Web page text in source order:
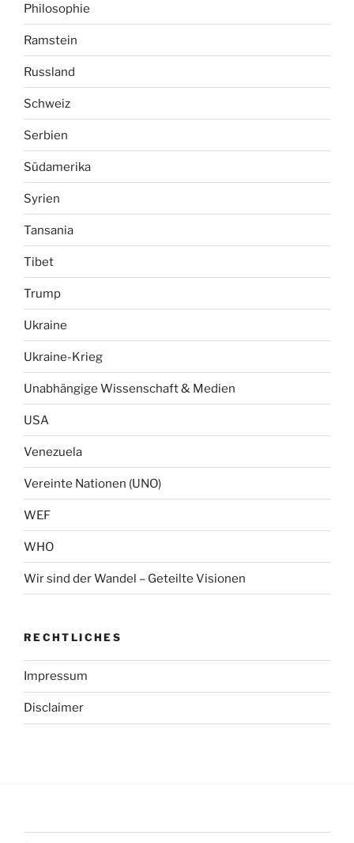
Philosophie
Ramstein
Russland
Schweiz
Serbien
Südamerika
Syrien
Tansania
Tibet
Trump
Ukraine
Ukraine-Krieg
Unabhängige Wissenschaft & Medien
USA
Venezuela
Vereinte Nationen (UNO)
WEF
WHO
Wir sind der Wandel – Geteilte Visionen
RECHTLICHES
Impressum
Disclaimer